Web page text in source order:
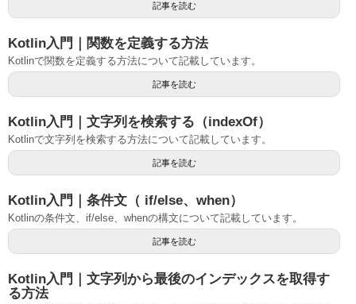
記事を読む
Kotlin入門｜関数を定義する方法
Kotlinで関数を定義する方法について記載しています。
記事を読む
Kotlin入門｜文字列を検索する（indexOf）
Kotlinで文字列を検索する方法について記載しています。
記事を読む
Kotlin入門｜条件文（ if/else、when）
Kotlinの条件文、if/else、whenの構文について記載しています。
記事を読む
Kotlin入門｜文字列から最後のインデックスを取得す
る方法